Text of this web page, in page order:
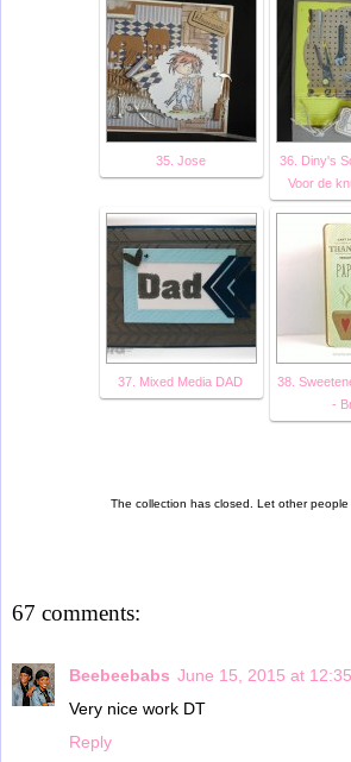
35. Jose
36. Diny's
Voor de
37. Mixed Media DAD
38.
-
The collection has closed. Let other
67 comments:
Beebeebabs June 15, 2015 at
Very nice work DT
Reply